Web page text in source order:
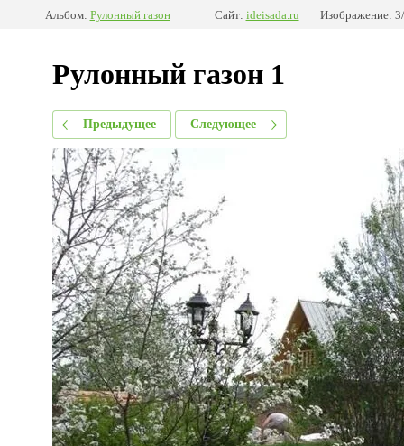
Альбом: Рулонный газон Сайт: ideisada.ru Изображение:
Рулонный газон 1
Предыдущее Следующее